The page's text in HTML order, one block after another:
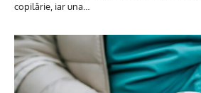
copilărie, iar una…